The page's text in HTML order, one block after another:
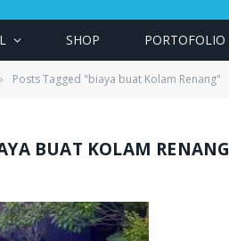
SHOP PORTOFOLIO
Posts Tagged "biaya buat Kolam Renang"
BUAT KOLAM RENANG